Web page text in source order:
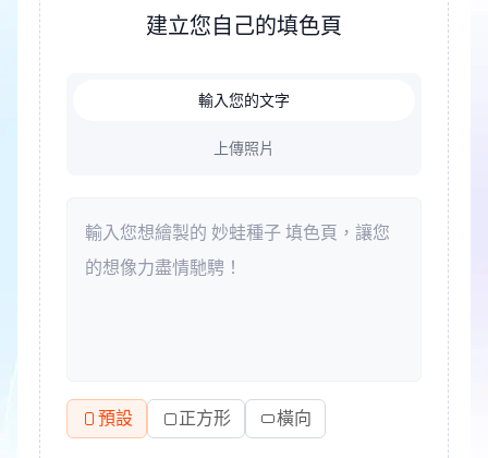
建立您自己的填色頁
輸入您的文字
上傳照片
預設 正方形 橫向